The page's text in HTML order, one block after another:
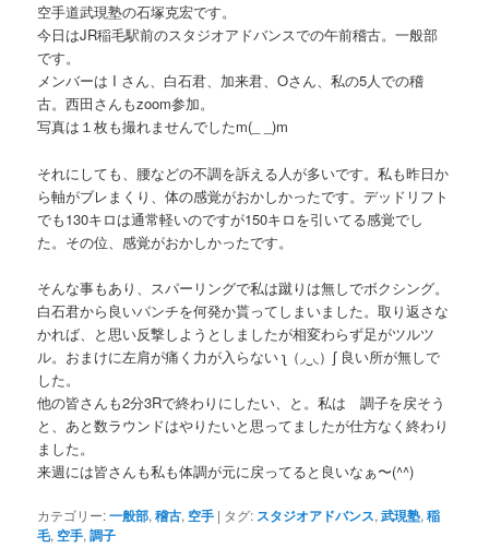
空手道武現塾の石塚克宏です。
今日はJR稲毛駅前のスタジオアドバンスでの午前稽古。一般部
です。
メンバーは I さん、白石君、加来君、Oさん、私の5人での稽
古。西田さんもzoom参加。
写真は１枚も撮れませんでしたm(_ _)m
それにしても、腰などの不調を訴える人が多いです。私も昨日か
ら軸がブレまくり、体の感覚がおかしかったです。デッドリフト
でも130キロは通常軽いのですが150キロを引いてる感覚でし
た。その位、感覚がおかしかったです。
そんな事もあり、スパーリングで私は蹴りは無しでボクシング。
白石君から良いパンチを何発か貰ってしまいました。取り返さな
かれば、と思い反撃しようとしましたが相変わらず足がツルツ
ル。おまけに左肩が痛く力が入らない ʅ（◞‿◟）ʃ 良い所が無しで
した。
他の皆さんも2分3Rで終わりにしたい、と。私は 調子を戻そう
と、あと数ラウンドはやりたいと思ってましたが仕方なく終わり
ました。
来週には皆さんも私も体調が元に戻ってると良いなぁ〜(^^)
カテゴリー:一般部,稽古, 空手 | タグ: スタジオアドバンス,武現塾,稲
毛, 空手,調子